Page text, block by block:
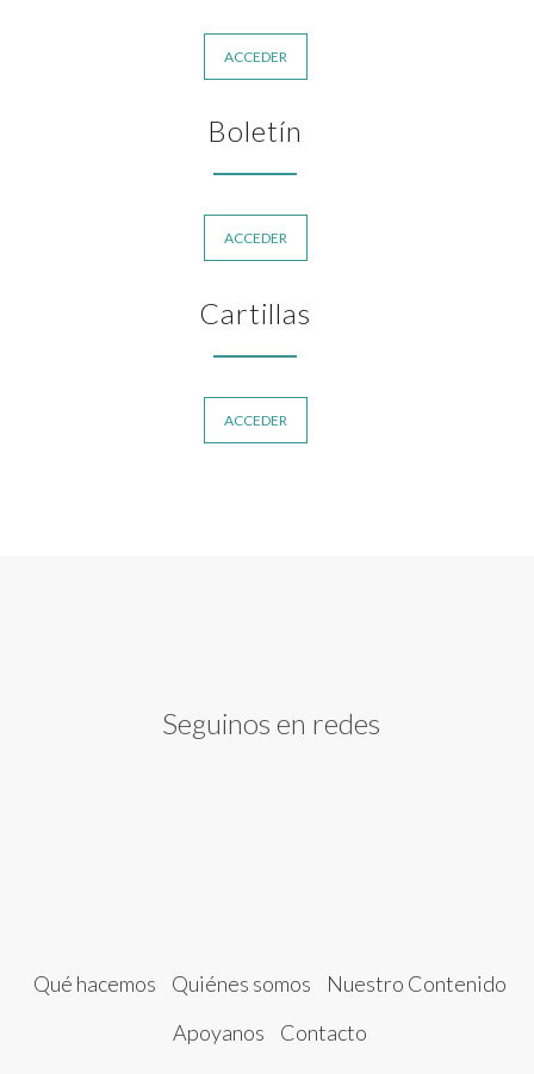
ACCEDER
Boletín
ACCEDER
Cartillas
ACCEDER
Seguinos en redes
Qué hacemos Quiénes somos
Nuestro Contenido
Apoyanos
Contacto